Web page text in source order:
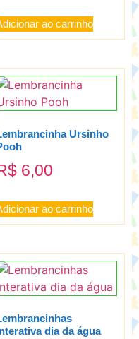
ao carrinho
Ursinho
6,00
ao carrinho
dia da água